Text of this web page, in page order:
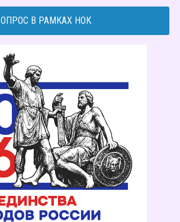
ОПРОС В РАМКАХ НОК